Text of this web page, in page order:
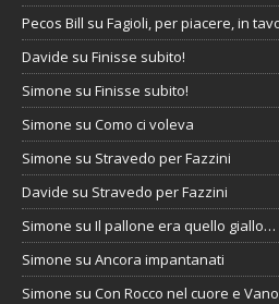
Pecos Bill su Fagioli, per piacere, in
Davide su Finisse subito!
Simone su Finisse subito!
Simone su Como ci voleva
Simone su Stravedo per Fazzini
Davide su Stravedo per Fazzini
Simone su Il pallone era quello giallo…
Simone su Ancora impantanati
Simone su Con Rocco nel cuore e